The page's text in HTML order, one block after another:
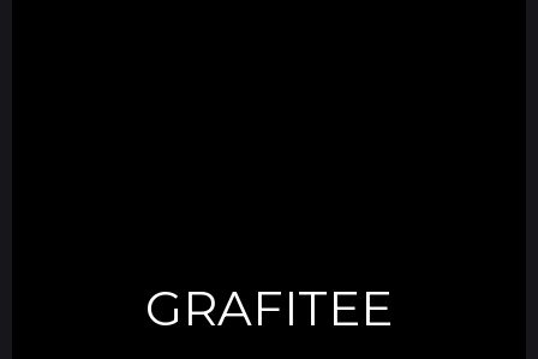
GRAFITEE